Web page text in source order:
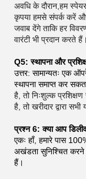
अवधि के दौरान,हम
कृपया हमसे संपर्क करें
जवाब देंगे ताकि हर
वारंटी भी प्रदान करते हैं।
Q5: स्थापना और
उत्तर: सामान्यतः एक
स्थापना समाप्त कर
है, तो निःशुल्क
है, तो खरीदार द्वारा
प्रश्न 6: क्या आप
एकः हाँ, हमारे पास
अखंडता सुनिश्चित करने
हैं।